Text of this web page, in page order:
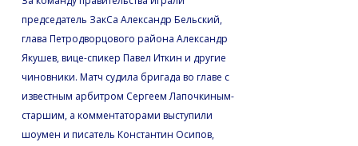
председатель ЗакСа Александр Бельский,
глава Петродворцового района Александр
Якушев, вице-спикер Павел Иткин и другие
чиновники. Матч судила бригада во главе с
известным арбитром Сергеем Лапочкиным-
старшим, а комментаторами выступили
шоумен и писатель Константин Осипов,